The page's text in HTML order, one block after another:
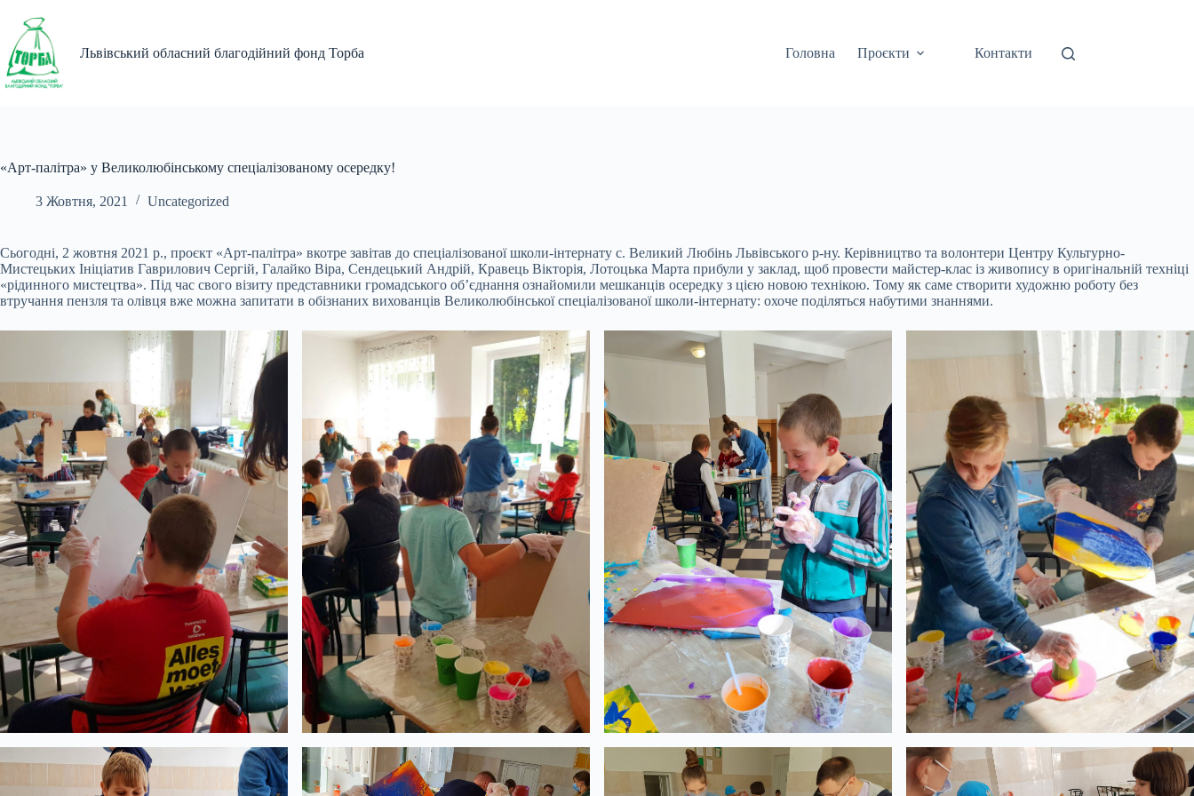
вмісту
Львівський обласний благодійний фонд Торба
Головна Проєкти Контакти
«Арт-палітра» у Великолюбінському спеціалізованому осередку!
3 Жовтня, 2021 Uncategorized
Сьогодні, 2 жовтня 2021 р., проєкт «Арт-палітра» вкотре завітав до спеціалізованої школи-інтернату с. Великий Любінь Львівського р-ну. Керівництво та волонтери Центру Культурно-
Мистецьких Ініціатив Гаврилович Сергій, Галайко Віра, Сендецький Андрій, Кравець Вікторія, Лотоцька Марта прибули у заклад, щоб провести майстер-клас із живопису в оригінальній техніці
«рідинного мистецтва». Під час свого візиту представники громадського об’єднання ознайомили мешканців осередку з цією новою технікою. Тому як саме створити художню роботу без
втручання пензля та олівця вже можна запитати в обізнаних вихованців Великолюбінської спеціалізованої школи-інтернату: охоче поділяться набутими знаннями.